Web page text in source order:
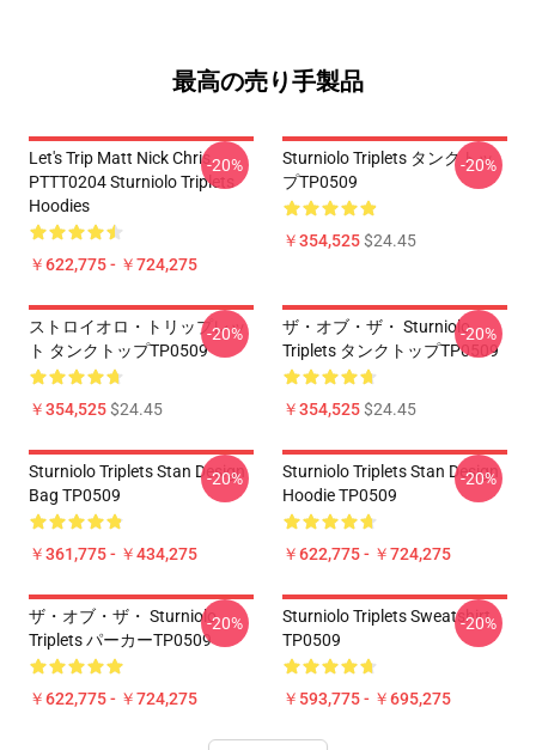
最高の売り手製品
Let's Trip Matt Nick Chris
PTTT0204 Sturniolo Triplets
Hoodies
￥622,775 - ￥724,275
-20%
Sturniolo Triplets タンクトッ
プTP0509
￥354,525$24.45
-20%
ストロイオロ・トリップレッ
ト タンクトップTP0509
￥354,525$24.45
-20%
ザ・オブ・ザ・ Sturniolo
Triplets タンクトップTP0509
￥354,525$24.45
-20%
Sturniolo Triplets Stan Design
Bag TP0509
￥361,775 - ￥434,275
-20%
Sturniolo Triplets Stan Design
Hoodie TP0509
￥622,775 - ￥724,275
-20%
ザ・オブ・ザ・ Sturniolo
Triplets パーカーTP0509
￥622,775 - ￥724,275
-20%
Sturniolo Triplets Sweatshirt
TP0509
￥593,775 - ￥695,275
-20%